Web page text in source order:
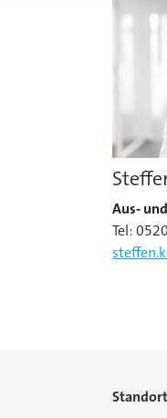
Aus-
Tel: